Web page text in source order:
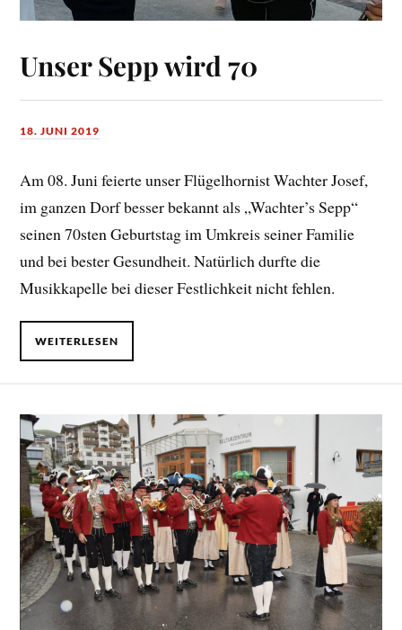
Unser Sepp wird 70
18. JUNI 2019
Am 08. Juni feierte unser Flügelhornist Wachter Josef,
im ganzen Dorf besser bekannt als „Wachter’s Sepp“
seinen 70sten Geburtstag im Umkreis seiner Familie
und bei bester Gesundheit. Natürlich durfte die
Musikkapelle bei dieser Festlichkeit nicht fehlen.
WEITERLESEN